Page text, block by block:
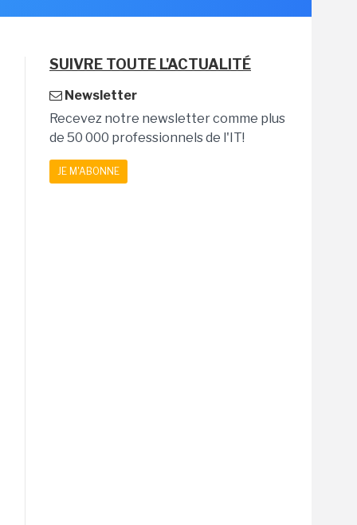
SUIVRE TOUTE L'ACTUALITÉ
Newsletter
Recevez notre newsletter comme plus
de 50 000 professionnels de l'IT!
JE M'ABONNE